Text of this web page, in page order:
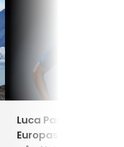
Luca Parmitano blir
Europas första